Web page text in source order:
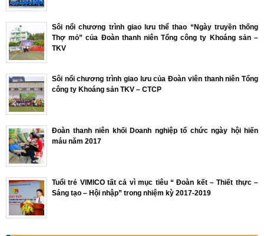
Sôi nổi chương trình giao lưu thể thao “Ngày truyền thống
Thợ mỏ” của Đoàn thanh niên Tổng công ty Khoáng sản –
TKV
Sôi nổi chương trình giao lưu của Đoàn viên thanh niên Tổng
công ty Khoáng sản TKV – CTCP
Đoàn thanh niên khối Doanh nghiệp tổ chức ngày hội hiến
máu năm 2017
Tuổi trẻ VIMICO tất cả vì mục tiêu “ Đoàn kết – Thiết thực –
Sáng tạo – Hội nhập” trong nhiệm kỳ 2017-2019